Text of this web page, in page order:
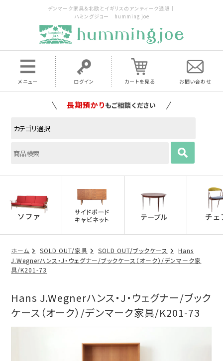
デンマーク家具＆北欧とイギリスのアンティーク通販｜
ハミングジョー humming joe
メニュー ログイン カートを見る お問い合わせ
長期預かりもご相談ください
ホーム SOLD OUT/家具 SOLD OUT/ブックケース
Hans
J.Wegnerハンス・J・ウェグナー/ブックケース（オーク）/デンマーク家
具/K201-73
Hans J.Wegnerハンス・J・ウェグナー/ブック
ケース（オーク）/デンマーク家具/K201-73